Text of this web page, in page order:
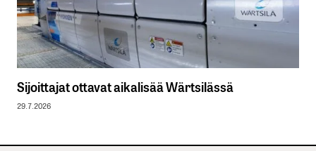
Sijoittajat ottavat aikalisää Wärtsilässä
29.7.2026